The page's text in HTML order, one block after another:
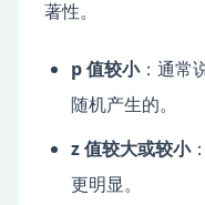
著性。
p 值较小：通常
随机产生的。
z 值较大或较小
更明显。